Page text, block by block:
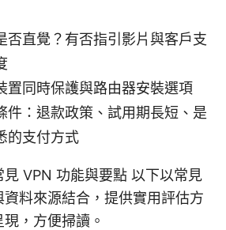
否直覺？有否指引影片與客戶支
置同時保護與路由器安裝選項
件：退款政策、試用期長短、是
的支付方式
VPN 功能與要點 以下以常見
料來源結合，提供實用評估方
，方便掃讀。